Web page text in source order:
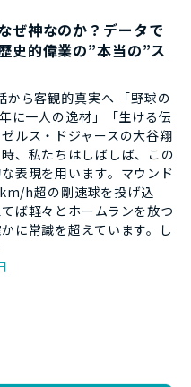
ぜ神なのか？データで
史的偉業の”本当の”ス
から客観的真実へ 「野球の
に一人の逸材」「生ける伝
ルス・ドジャースの大谷翔
、私たちはしばしば、この
表現を用います。マウンド
h超の剛速球を投げ込
ば軽々とホームランを放つ
に常識を超えています。し